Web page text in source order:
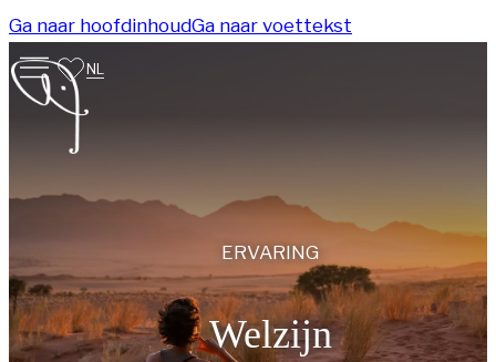
Ga naar hoofdinhoudGa naar voettekst
NL
ERVARING
Welzijn